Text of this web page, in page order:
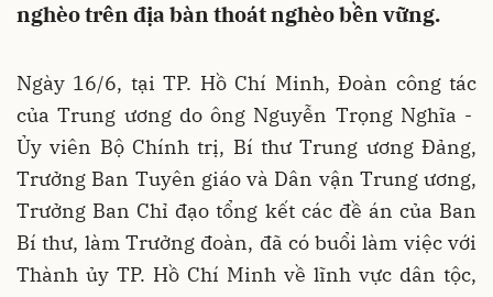
nghèo trên địa bàn thoát nghèo bền vững.
Ngày 16/6, tại TP. Hồ Chí Minh, Đoàn công tác
của Trung ương do ông Nguyễn Trọng Nghĩa -
Ủy viên Bộ Chính trị, Bí thư Trung ương Đảng,
Trưởng Ban Tuyên giáo và Dân vận Trung ương,
Trưởng Ban Chỉ đạo tổng kết các đề án của Ban
Bí thư, làm Trưởng đoàn, đã có buổi làm việc với
Thành ủy TP. Hồ Chí Minh về lĩnh vực dân tộc,